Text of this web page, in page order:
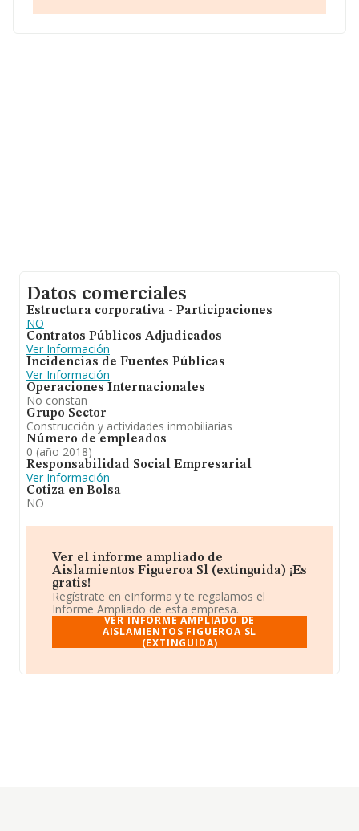
todas las compañías es de 316 mil euros de ventas en
Datos comerciales
Estructura corporativa - Participaciones
NO
Contratos Públicos Adjudicados
Ver Información
Incidencias de Fuentes Públicas
Ver Información
Operaciones Internacionales
No constan
Grupo Sector
Construcción y actividades inmobiliarias
Número de empleados
0 (año 2018)
Responsabilidad Social Empresarial
Ver Información
Cotiza en Bolsa
NO
Ver el informe ampliado de
Aislamientos Figueroa Sl (extinguida) ¡Es
gratis!
Regístrate en eInforma y te regalamos el
Informe Ampliado de esta empresa.
VER INFORME AMPLIADO DE
AISLAMIENTOS FIGUEROA SL
(EXTINGUIDA)